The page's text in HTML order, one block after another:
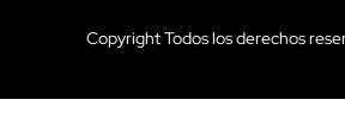
Copyright Todos los derechos